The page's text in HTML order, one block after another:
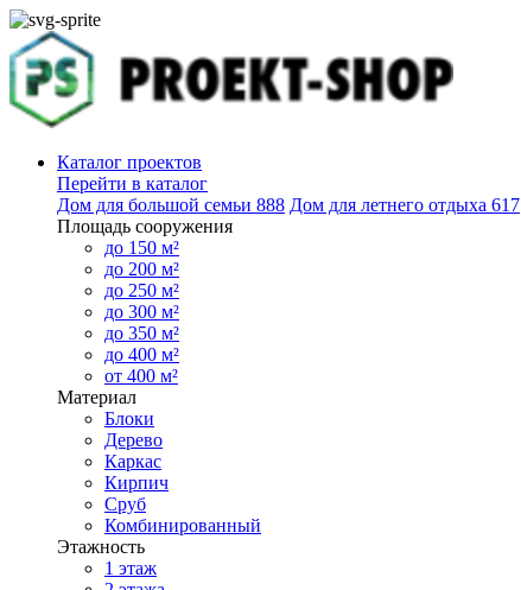
Каталог проектов
Перейти в каталог
Дом для большой семьи 888 Дом для летнего отдыха 617
Площадь сооружения
до 150 м²
до 200 м²
до 250 м²
до 300 м²
до 350 м²
до 400 м²
от 400 м²
Материал
Блоки
Дерево
Каркас
Кирпич
Сруб
Комбинированный
Этажность
1 этаж